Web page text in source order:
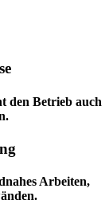
den Betrieb auch
Arbeiten,